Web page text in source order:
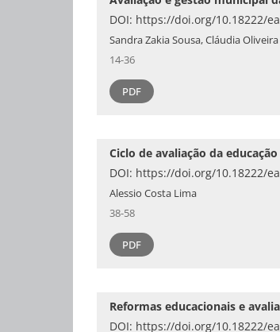
DOI: https://doi.org/10.18222/
Sandra Zakia Sousa, Cláudia
14-36
PDF
Ciclo de avaliação da
DOI: https://doi.org/10.18222/
Alessio Costa Lima
38-58
PDF
Reformas educacionais e
DOI: https://doi.org/10.18222/